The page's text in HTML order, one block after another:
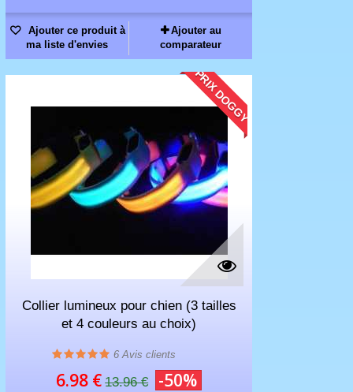
Ajouter ce produit à
ma liste d'envies
Ajouter au
comparateur
PRIX DOGGY
Collier lumineux pour chien (3 tailles
et 4 couleurs au choix)
6 Avis clients
6.98 € 13.96 € -50%